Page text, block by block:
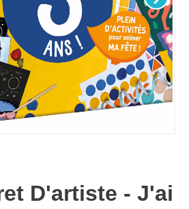
D'artiste - J'ai